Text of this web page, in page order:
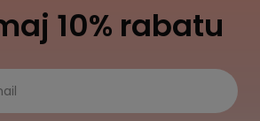
10% rabatu